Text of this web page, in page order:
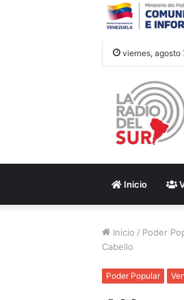
viernes, agosto
Inicio
Inicio / Poder
Cabello
Poder Popular